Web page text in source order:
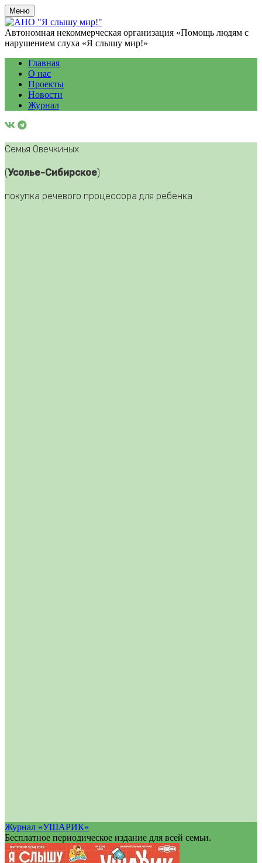
Меню
Автономная некоммерческая организация «Помощь людям с
нарушением слуха «Я слышу мир!»
Главная
О нас
Проекты
Новости
Журнал
Семья Овечкиных
(Усолье-Сибирское)
покупка речевого процессора для ребенка
Журнал «УШАРИК»
Бесплатное периодическое издание для всей семьи.